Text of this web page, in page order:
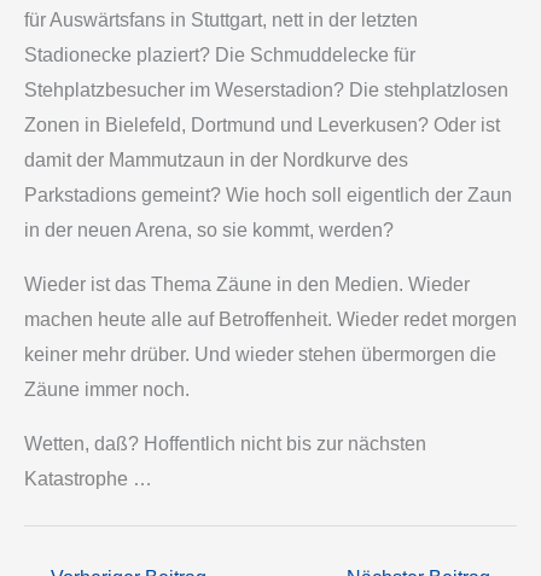
für Auswärtsfans in Stuttgart, nett in der letzten
Stadionecke plaziert? Die Schmuddelecke für
Stehplatzbesucher im Weserstadion? Die stehplatzlosen
Zonen in Bielefeld, Dortmund und Leverkusen? Oder ist
damit der Mammutzaun in der Nordkurve des
Parkstadions gemeint? Wie hoch soll eigentlich der Zaun
in der neuen Arena, so sie kommt, werden?
Wieder ist das Thema Zäune in den Medien. Wieder
machen heute alle auf Betroffenheit. Wieder redet morgen
keiner mehr drüber. Und wieder stehen übermorgen die
Zäune immer noch.
Wetten, daß? Hoffentlich nicht bis zur nächsten
Katastrophe …